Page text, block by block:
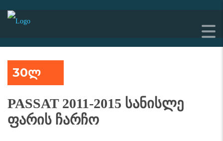
30ლ
PASSAT 2011-2015 სანისლე
ფარის ჩარჩო